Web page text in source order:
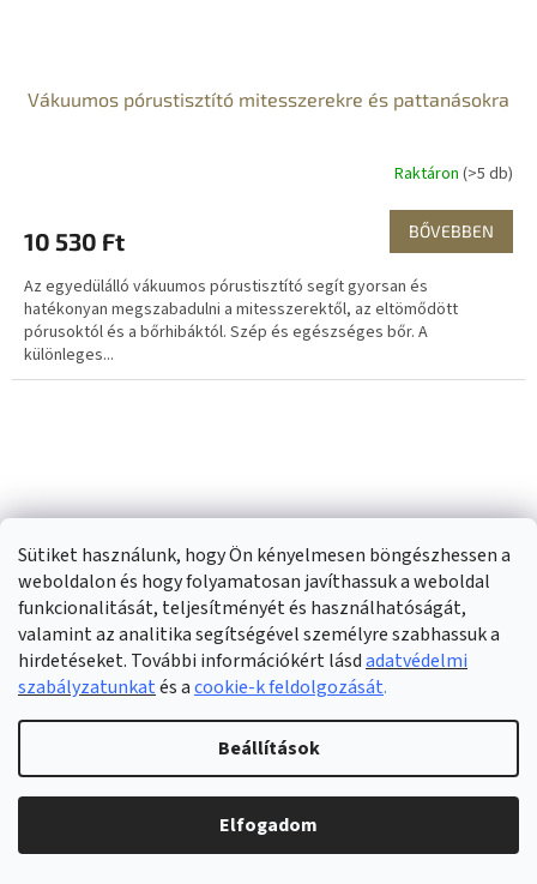
Sütiket használunk, hogy Ön kényelmesen böngészhessen a
weboldalon és hogy folyamatosan javíthassuk a weboldal
funkcionalitását, teljesítményét és használhatóságát,
valamint az analitika segítségével személyre szabhassuk a
hirdetéseket. További információkért lásdadatvédelmi
szabályzatunkatés acookie-k feldolgozását.
Beállítások
Elfogadom
Vákuumos pórustisztító mitesszerekre és pattanásokra
Raktáron (>5 db)
10 530 Ft BŐVEBBEN
Az egyedülálló vákuumos pórustisztító segít gyorsan és
hatékonyan megszabadulni a mitesszerektől, az eltömődött
pórusoktól és a bőrhibáktól. Szép és egészséges bőr. A
különleges...
Ultrahangos riasztó kutyák, macskák és egyéb állatok
Raktáron(>5 db)